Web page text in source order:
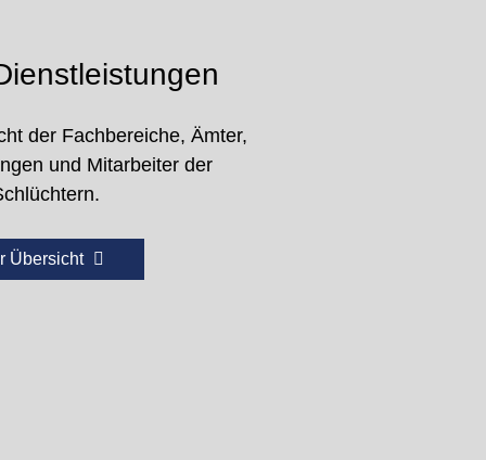
der Fachbereiche, Ämter,
und Mitarbeiter der
Übersicht